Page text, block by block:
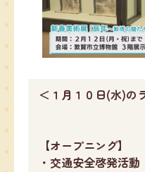
＜１月１０日(水)の
【オープニング】
・交通安全啓発活動